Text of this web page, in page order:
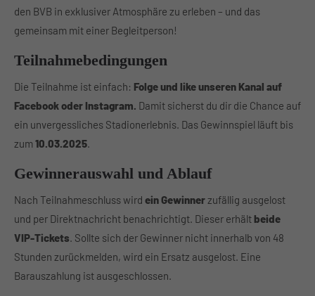
About us
Lorem ipsum dolor sit amet, consectetuer adipiscing
elit.
Aenean commodo ligula eget dolor. Aenean massa. Cum
sociis natoque penatibus et magnis dis parturient
montes, nascetur ridiculus mus. Donec quam felis,
ultricies nec.
den BVB in exklusiver Atmosphäre zu erleben – und das
gemeinsam mit einer Begleitperson!
Teilnahmebedingungen
Die Teilnahme ist einfach: Folge und like unseren Kanal auf
Facebook oder Instagram. Damit sicherst du dir die Chance auf
ein unvergessliches Stadionerlebnis. Das Gewinnspiel läuft bis
zum 10.03.2025.
Gewinnerauswahl und Ablauf
Nach Teilnahmeschluss wird ein Gewinnerzufällig ausgelost
und per Direktnachricht benachrichtigt. Dieser erhältbeide
VIP-Tickets. Sollte sich der Gewinner nicht innerhalb von 48
Stunden zurückmelden, wird ein Ersatz ausgelost. Eine
Barauszahlung ist ausgeschlossen.